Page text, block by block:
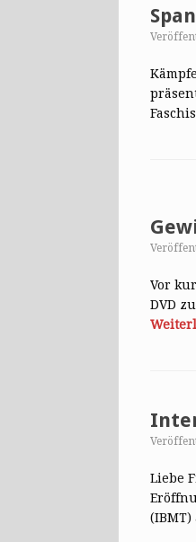
Vor
DVD
Liebe
(IBMT)